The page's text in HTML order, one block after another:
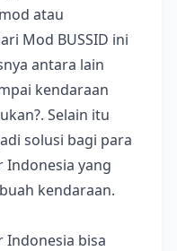
atau
Mod BUSSID ini
antara lain
kendaraan
Selain itu
solusi bagi para
Indonesia yang
kendaraan.
Indonesia bisa